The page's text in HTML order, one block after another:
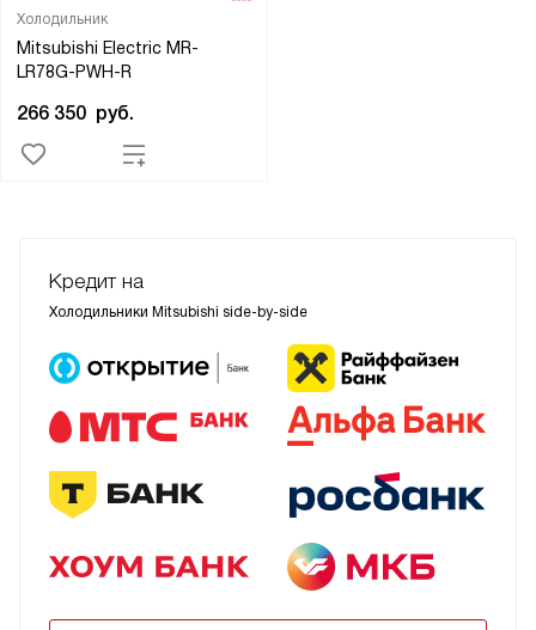
Холодильник
Mitsubishi Electric MR-
LR78G-PWH-R
266 350 руб.
Кредит на
Холодильники Mitsubishi side-by-side